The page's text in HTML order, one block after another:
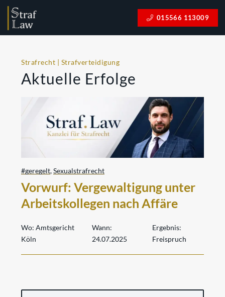
015566 113009
Strafrecht | Strafverteidigung
Aktuelle Erfolge
#geregelt,Sexualstrafrecht
Vorwurf: Vergewaltigung unter
Arbeitskollegen nach Affäre
Wo: Amtsgericht
Köln
Wann:
24.07.2025
Ergebnis:
Freispruch